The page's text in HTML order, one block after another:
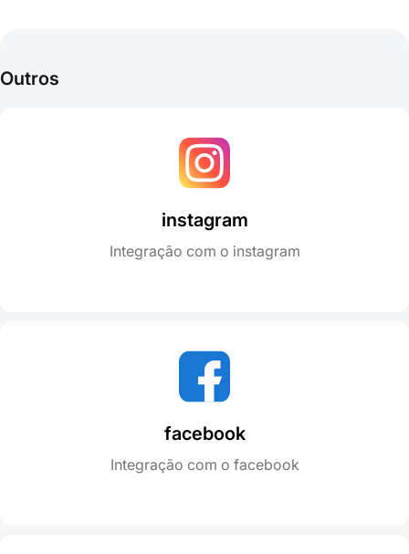
Outros
instagram
Integração com o instagram
facebook
Integração com o facebook